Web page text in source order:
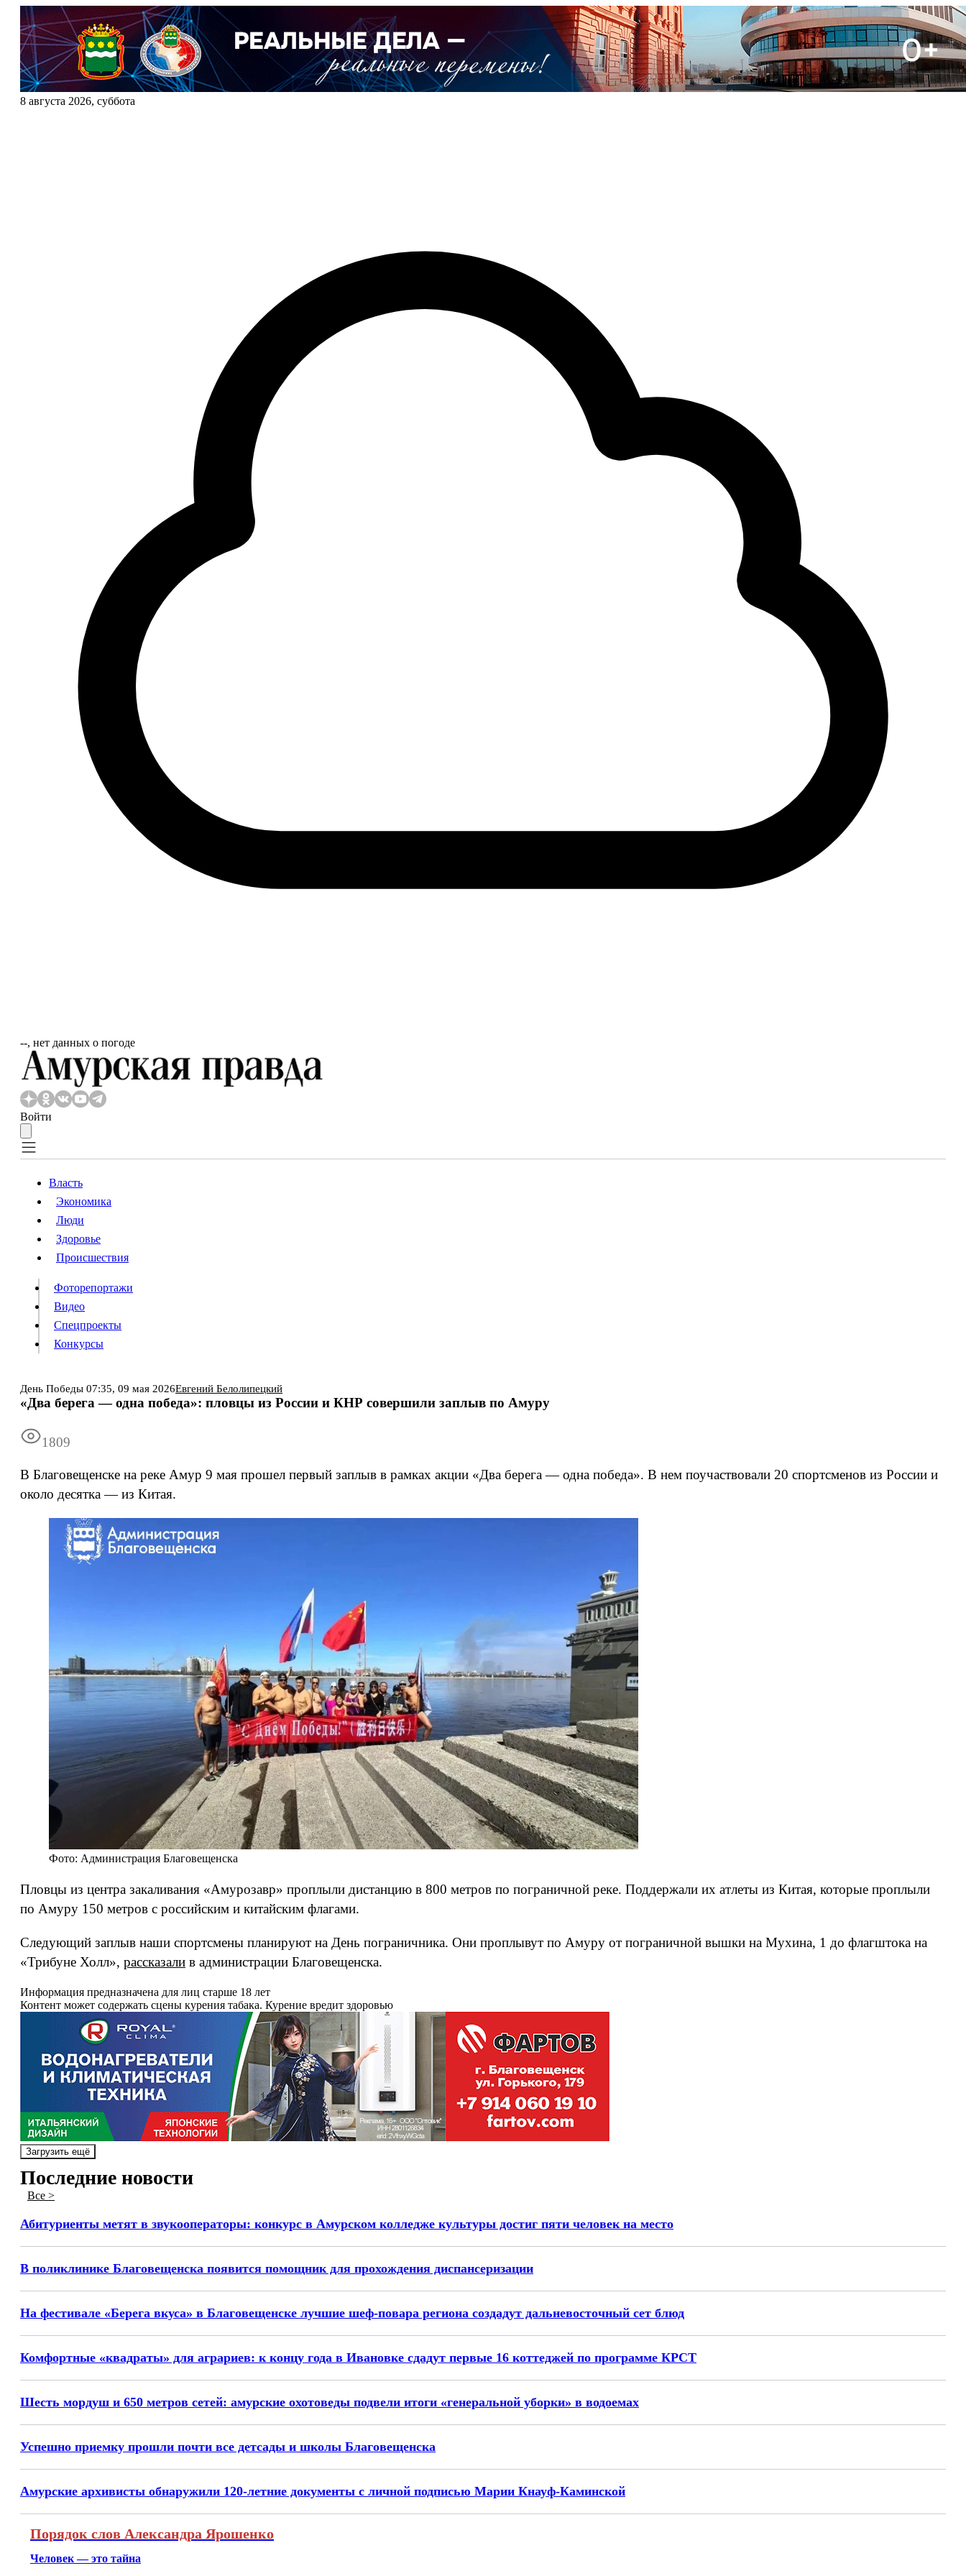
8 августа 2026, суббота
‐‐, нет данных о погоде
Войти
Власть
Происшествия
Видео
Конкурсы
Информация
Власть
Экономика
Люди
Здоровье
Происшествия
Фоторепортажи
Видео
Спецпроекты
Конкурсы
День Победы 07:35, 09 мая 2026Евгений Белолипецкий
«Два берега — одна победа»: пловцы из России и КНР совершили заплыв по Амуру
1809
В Благовещенске на реке Амур 9 мая прошел первый заплыв в рамках акции «Два берега — одна победа». В нем поучаствовали 20 спортсменов из России и
около десятка — из Китая.
Фото: Администрация Благовещенска
Пловцы из центра закаливания «Амурозавр» проплыли дистанцию в 800 метров по пограничной реке. Поддержали их атлеты из Китая, которые проплыли
по Амуру 150 метров с российским и китайским флагами.
Следующий заплыв наши спортсмены планируют на День пограничника. Они проплывут по Амуру от пограничной вышки на Мухина, 1 до флагштока на
«Трибуне Холл», рассказали в администрации Благовещенска.
Информация предназначена для лиц старше 18 лет
Контент может содержать сцены курения табака. Курение вредит здоровью
Загрузить ещё
Последние новости
Все >
Абитуриенты метят в звукооператоры: конкурс в Амурском колледже культуры достиг пяти человек на место
В поликлинике Благовещенска появится помощник для прохождения диспансеризации
На фестивале «Берега вкуса» в Благовещенске лучшие шеф-повара региона создадут дальневосточный сет блюд
Комфортные «квадраты» для аграриев: к концу года в Ивановке сдадут первые 16 коттеджей по программе КРСТ
Шесть мордуш и 650 метров сетей: амурские охотоведы подвели итоги «генеральной уборки» в водоемах
Успешно приемку прошли почти все детсады и школы Благовещенска
Амурские архивисты обнаружили 120-летние документы с личной подписью Марии Кнауф-Каминской
Порядок слов Александра Ярошенко
Человек — это тайна